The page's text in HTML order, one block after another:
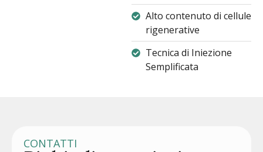
Alto contenuto di cellule
rigenerative
Tecnica di Iniezione
Semplificata
CONTATTI